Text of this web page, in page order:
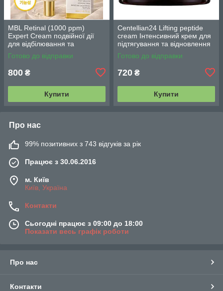
MBL Retinal (1000 ppm)
Expert Cream подвійної дії
для відбілювання та
зменшення зморшок з
ретиналем 30 г
Готово до відправки
800 ₴
Купити
Centellian24 Lifting peptide
cream Інтенсивний крем для
підтягування та відновлення
шкіри 65 мл.
Готово до відправки
720 ₴
Купити
Про нас
99% позитивних з 743 відгуків за рік
Працює з 30.06.2016
м. Київ
Київ, Україна
Контакти
Сьогодні працює з 09:00 до 18:00
Показати весь графік роботи
Про нас
Контакти